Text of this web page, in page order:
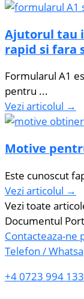
Ajutorul tau
rapid si fara
Formularul A1
pentru ...
Vezi articolul →
Motive
Este cunoscut
Vezi articolul →
Vezi toate
Documentul
Contacteaza-ne
Telefon /
+4 0723 994 133